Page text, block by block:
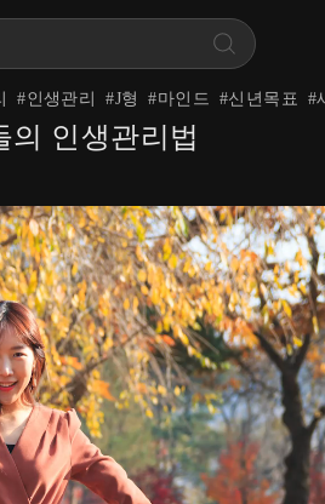
#인생관리 #J형 #마인드 #신년목표 #
의 인생관리법